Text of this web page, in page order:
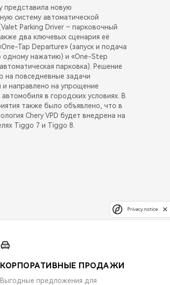
представила новую
систему автоматической
Parking Driver – парковочный
два ключевых сценария её
Tap Departure» (запуск и подача
одному нажатию) и «One-Step
парковка). Решение
на повседневные задачи
и направлено на упрощение
автомобиля в городских условиях. В
также было объявлено, что в
Chery VPD будет внедрена на
Tiggo 7 и Tiggo 8.
КОРПОРАТИВНЫЕ ПРОДАЖИ
Выгодные предложения для
Privacy notice